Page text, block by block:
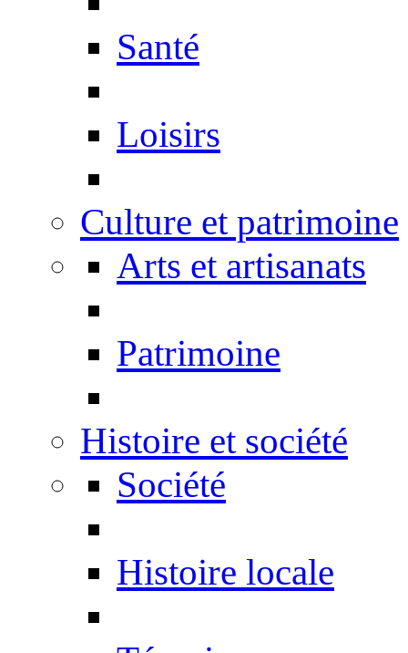
Santé
Loisirs
Culture et patrimoine
Arts et artisanats
Patrimoine
Histoire et société
Société
Histoire locale